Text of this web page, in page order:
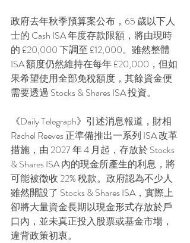
政府去年秋季預算案公布，65 歲以下人
士的 Cash ISA 年度存款限額，將由現時
的 £20,000 下調至 £12,000。雖然整體
ISA 額度仍然維持在每年 £20,000，但如
果希望使用全部免稅額度，其餘資金便
需要透過 Stocks & Shares ISA 投資。
《Daily Telegraph》引述消息報道，財相
Rachel Reeves 正準備推出一系列 ISA 改革
措施，由 2027 年 4 月起，存放於 Stocks
& Shares ISA 內的現金所產生的利息，將
可能被徵收 22% 稅款。政府認為不少人
雖然開設了 Stocks & Shares ISA，實際上
卻將大量資金長期以現金形式存放於戶
口內，並未真正投入股票或基金市場，
違背政策初衷。